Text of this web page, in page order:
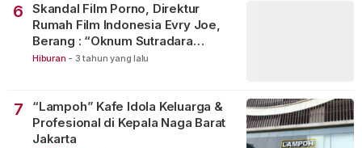
6
Skandal Film Porno, Direktur
Rumah Film Indonesia Evry Joe,
Berang : “Oknum Sutradara
Merusak Perfilman Indonesia”!
Hiburan - 3 tahun yang lalu
7
“Lampoh” Kafe Idola Keluarga &
Profesional di Kepala Naga Barat
Jakarta